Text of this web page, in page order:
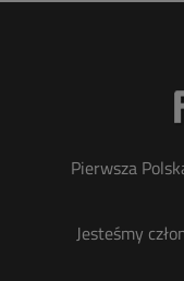
Pierwsza
Jesteśmy